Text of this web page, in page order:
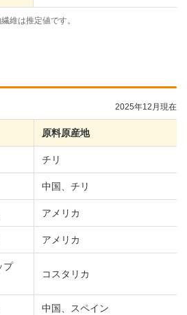
維は推定値です。
2025年12月現在
原料原産地
チリ
中国、チリ
アメリカ
アメリカ
プ
コスタリカ
中国、スペイン